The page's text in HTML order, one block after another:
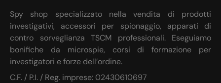
Spy shop specializzato nella vendita di prodotti
investigativi, accessori per spionaggio, apparati di
contro sorveglianza TSCM professionali. Eseguiamo
bonifiche da microspie, corsi di formazione per
investigatori e forze dell’ordine.
C.F. / P.I. / Reg. imprese: 02430610697